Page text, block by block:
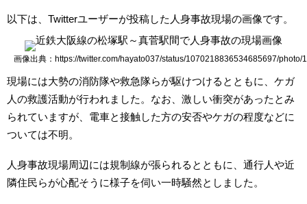
以下は、Twitterユーザーが投稿した人身事故現場の画像です。
画像出典：https://twitter.com/hayato037/status/1070218836534685697/photo/1
現場には大勢の消防隊や救急隊らが駆けつけるとともに、ケガ
人の救護活動が行われました。なお、激しい衝突があったとみ
られていますが、電車と接触した方の安否やケガの程度などに
ついては不明。
人身事故現場周辺には規制線が張られるとともに、通行人や近
隣住民らが心配そうに様子を伺い一時騒然としました。